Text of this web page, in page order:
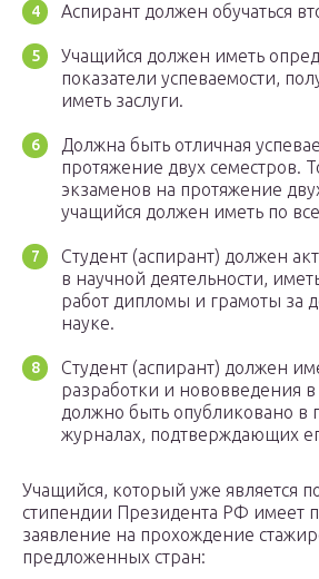
Аспирант должен обучаться
Учащийся должен иметь
показатели успеваемости,
иметь заслуги.
Должна быть отличная
протяжение двух семестров.
экзаменов на протяжение
учащийся должен иметь по
Студент (аспирант) должен
в научной деятельности,
работ дипломы и грамоты за
науке.
Студент (аспирант) должен
разработки и нововведения
должно быть опубликовано в
журналах, подтверждающих
Учащийся, который уже является
стипендии Президента РФ имеет
заявление на прохождение
предложенных стран: